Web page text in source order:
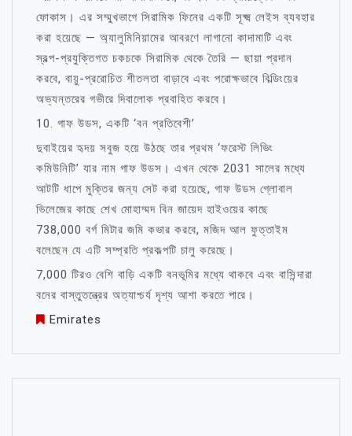
ফোকাস। এর সম্মুখভাগে সিরামিক ফিনের একটি সূক্ষ্ম লেইস ব্যবহার
করা হয়েছে — অ্যালুমিনিয়ামের আবরণে লাগানো কাদামাটি এবং
স্বল্প-প্রযুক্তিগত চকচকে সিরামিক থেকে তৈরি — ছায়া প্রদান
করবে, বায়ু-প্ররোচিত শীতলতা বাড়াবে এবং পরোক্ষভাবে বিল্ডিংয়ের
অভ্যন্তরের গভীরে দিবালোক প্রবাহিত করবে।
10. গাফ উডস, একটি ‘বন প্রতিবেশী’
দুবাইয়ের হৃদয় সবুজ হয়ে উঠছে তার প্রথম ‘ফরেস্ট লিভিং
কমিউনিটি’ যার নাম গাফ উডস। এখন থেকে 2031 সালের মধ্যে
আটটি ধাপে মুক্তির জন্য সেট করা হয়েছে, গাফ উডস গ্লোবাল
ভিলেজের কাছে শেখ মোহাম্মদ বিন জায়েদ হাইওয়ের কাছে
738,000 বর্গ মিটার জমি কভার করবে, মজিদ আল ফুত্তাইম
বলেছেন যে এটি সম্প্রতি প্রকল্পটি চালু করেছে।
7,000 টিরও বেশি বাড়ি একটি বনভূমির মধ্যে থাকবে এবং বাসিন্দারা
বনের বাস্তুতন্ত্রের অত্যাশ্চর্য দৃশ্য আশা করতে পারে।
Emirates